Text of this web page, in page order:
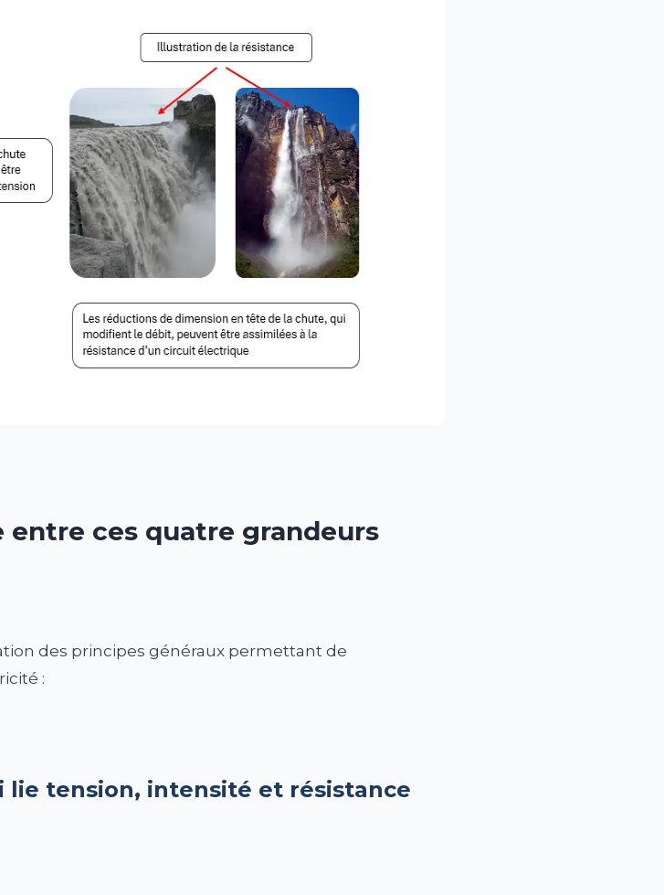
ces quatre grandeurs
des principes généraux permettant de
:
lie tension, intensité et résistance